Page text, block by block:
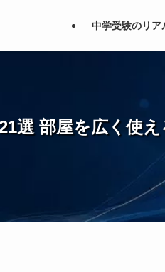
中学受験のリア
選 部屋を広く使え